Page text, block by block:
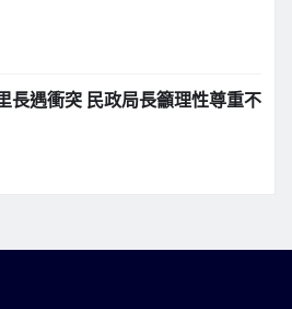
長遇衝突 民政局長籲理性尊重不